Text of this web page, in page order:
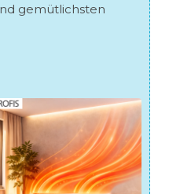
gemütlichsten